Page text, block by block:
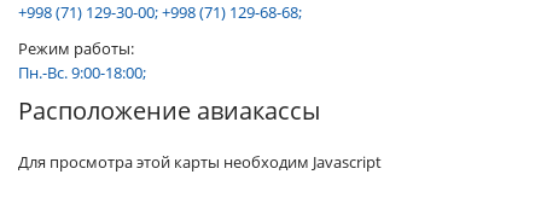
+998 (71) 129-30-00; +998 (71) 129-68-68;
Режим работы:
Пн.-Вс. 9:00-18:00;
Расположение авиакассы
Для просмотра этой карты необходим Javascript